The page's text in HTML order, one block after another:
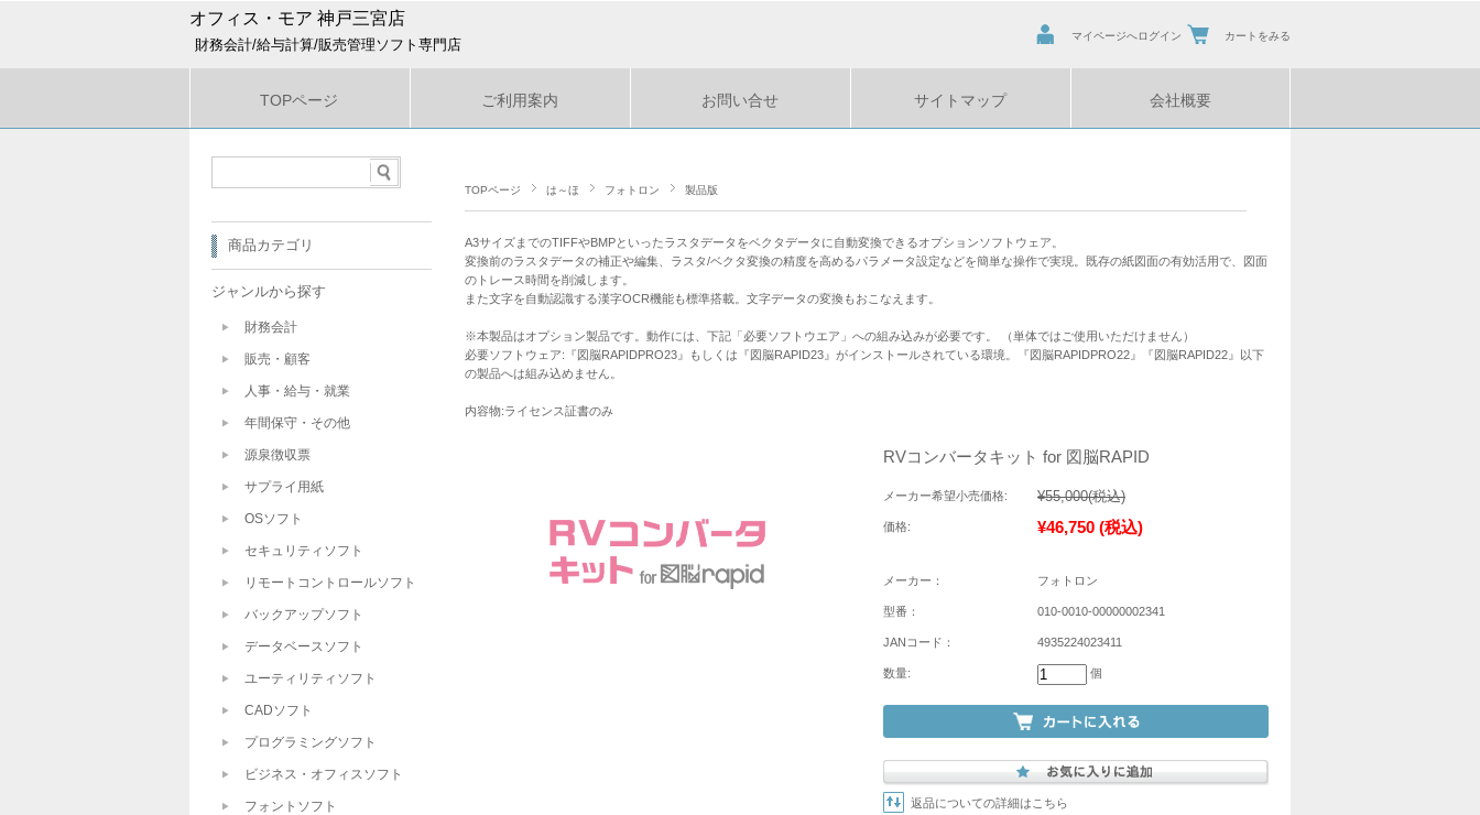
オフィス・モア 神戸三宮店
財務会計/給与計算/販売管理ソフト専門店
マイページへログイン カートをみる
TOPページ ご利用案内 お問い合せ サイトマップ 会社概要
TOPページ は～ほ フォトロン 製品版
A3サイズまでのTIFFやBMPといったラスタデータをベクタデータに自動変換できるオプションソフトウェア。
変換前のラスタデータの補正や編集、ラスタ/ベクタ変換の精度を高めるパラメータ設定などを簡単な操作で実現。既存の紙図面の有効活用で、図面
のトレース時間を削減します。
また文字を自動認識する漢字OCR機能も標準搭載。文字データの変換もおこなえます。
※本製品はオプション製品です。動作には、下記「必要ソフトウエア」への組み込みが必要です。 （単体ではご使用いただけません）
必要ソフトウェア:『図脳RAPIDPRO23』もしくは『図脳RAPID23』がインストールされている環境。『図脳RAPIDPRO22』『図脳RAPID22』以下
の製品へは組み込めません。
内容物:ライセンス証書のみ
RVコンバータキット for 図脳RAPID
メーカー希望小売価格: ¥55,000(税込)
価格: ¥46,750 (税込)
メーカー： フォトロン
型番： 010-0010-00000002341
JANコード： 4935224023411
数量: 個
返品についての詳細はこちら
商品カテゴリ
ジャンルから探す
財務会計
販売・顧客
人事・給与・就業
年間保守・その他
源泉徴収票
サプライ用紙
OSソフト
セキュリティソフト
リモートコントロールソフト
バックアップソフト
データベースソフト
ユーティリティソフト
CADソフト
プログラミングソフト
ビジネス・オフィスソフト
フォントソフト